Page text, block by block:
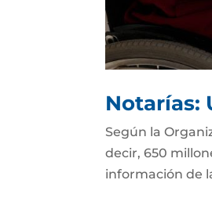
Notarías:
Según la
decir, 650
información de